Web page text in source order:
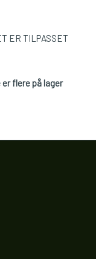
ER TILPASSET
flere på lager